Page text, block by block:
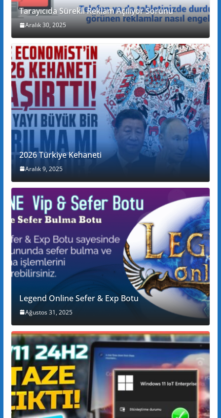
Tarayıcıda Sürekli Reklam Açılıyor Sorunu
Aralık 30, 2025
2026 Türkiye Kehaneti
Aralık 9, 2025
Legend Online Sefer & Exp Botu
Ağustos 31, 2025